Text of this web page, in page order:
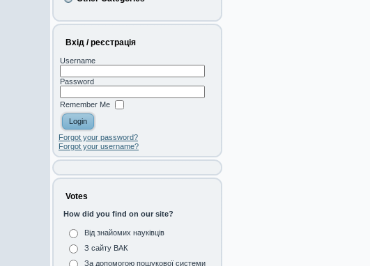
Вхід / реєстрація
Username
Password
Remember Me
Forgot your password?
Forgot your username?
Votes
How did you find on our site?
Від знайомих науківців
З сайту ВАК
За допомогою пошукової системи